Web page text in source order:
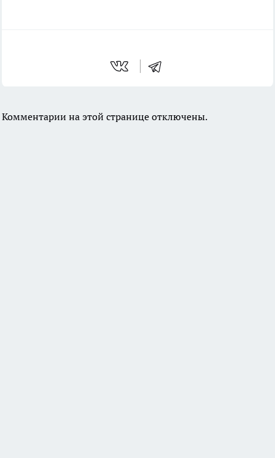
Комментарии на этой странице отключены.